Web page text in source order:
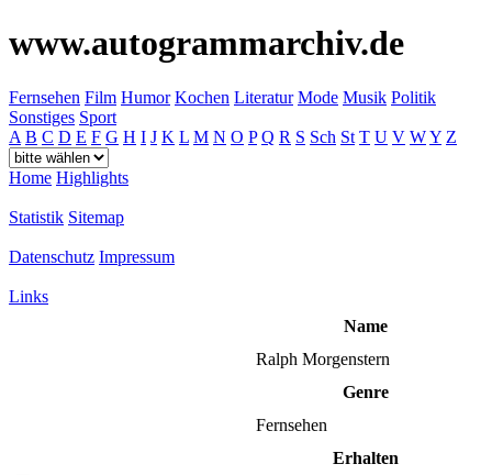
www.autogrammarchiv.de
Fernsehen Film Humor Kochen Literatur Mode Musik Politik
Sonstiges Sport
A B C D E F G H I J K L M N O P Q R S Sch St T U V WY Z
Home Highlights
Statistik Sitemap
Datenschutz Impressum
Links
Name
Ralph Morgenstern
Genre
Fernsehen
Erhalten